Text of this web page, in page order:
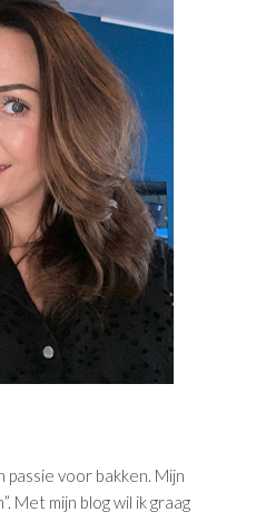
passie voor bakken. Mijn
Met mijn blog wil ik graag